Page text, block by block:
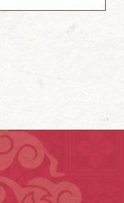
，當您在
保護，適
路商城瀏覽
：姓名、